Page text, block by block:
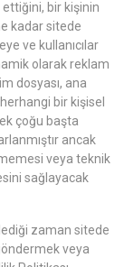
bir kişinin
kadar sitede
ve kullanıcılar
olarak reklam
dosyası, ana
bir kişisel
çoğu başta
ancak
veya teknik
sağlayacak
zaman sitede
veya